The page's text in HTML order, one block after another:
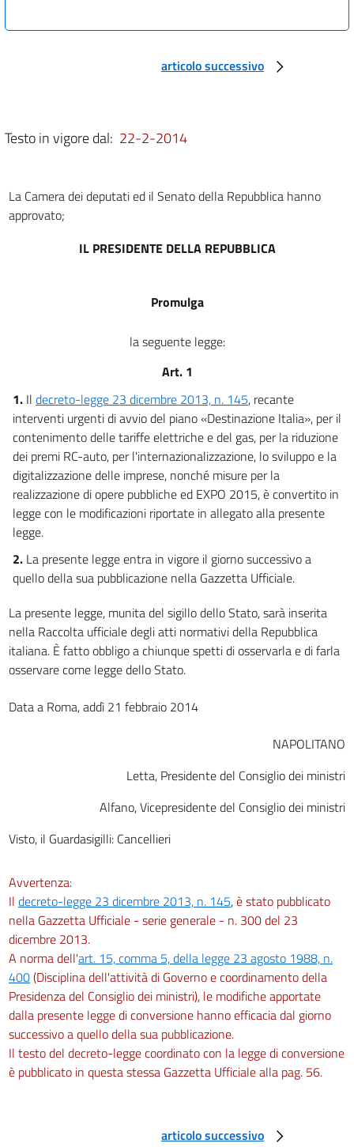
articolo successivo
Testo in vigore dal: 22-2-2014
La Camera dei deputati ed il Senato della Repubblica hanno
approvato;
IL PRESIDENTE DELLA REPUBBLICA
Promulga
la seguente legge:
Art. 1
1. Il decreto-legge 23 dicembre 2013, n. 145, recante
interventi urgenti di avvio del piano «Destinazione Italia», per il
contenimento delle tariffe elettriche e del gas, per la riduzione
dei premi RC-auto, per l'internazionalizzazione, lo sviluppo e la
digitalizzazione delle imprese, nonché misure per la
realizzazione di opere pubbliche ed EXPO 2015, è convertito in
legge con le modificazioni riportate in allegato alla presente
legge.
2. La presente legge entra in vigore il giorno successivo a
quello della sua pubblicazione nella Gazzetta Ufficiale.
La presente legge, munita del sigillo dello Stato, sarà inserita
nella Raccolta ufficiale degli atti normativi della Repubblica
italiana. È fatto obbligo a chiunque spetti di osservarla e di farla
osservare come legge dello Stato.
Data a Roma, addì 21 febbraio 2014
NAPOLITANO
Letta, Presidente del Consiglio dei ministri
Alfano, Vicepresidente del Consiglio dei ministri
Visto, il Guardasigilli: Cancellieri
Avvertenza:
Il decreto-legge 23 dicembre 2013, n. 145, è stato pubblicato
nella Gazzetta Ufficiale - serie generale - n. 300 del 23
dicembre 2013.
A norma dell'art. 15, comma 5, della legge 23 agosto 1988, n.
400(Disciplina dell'attività di Governo e coordinamento della
Presidenza del Consiglio dei ministri), le modifiche apportate
dalla presente legge di conversione hanno efficacia dal giorno
successivo a quello della sua pubblicazione.
Il testo del decreto-legge coordinato con la legge di conversione
è pubblicato in questa stessa Gazzetta Ufficiale alla pag. 56.
articolo successivo